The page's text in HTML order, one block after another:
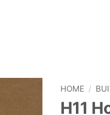
HOME /
H11